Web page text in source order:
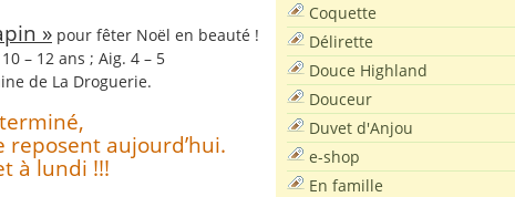
» pour fêter Noël en beauté !
– 12 ans ; Aig. 4 – 5
de La Droguerie.
aujourd’hui.
à lundi !!!
Coquette
Délirette
Douce Highland
Douceur
Duvet d'Anjou
e-shop
En famille